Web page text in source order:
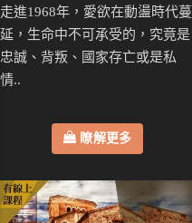
走進1968年，愛欲在動盪時代蔓
延，生命中不可承受的，究竟是
忠誠、背叛、國家存亡或是私
情..
瞭解更多